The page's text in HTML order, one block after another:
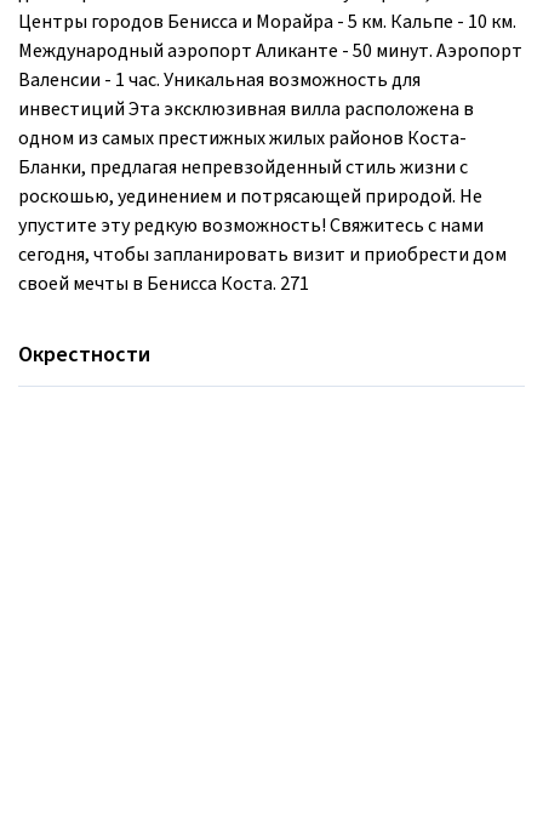
Центры городов Бенисса и Морайра - 5 км. Кальпе - 10 км.
Международный аэропорт Аликанте - 50 минут. Аэропорт
Валенсии - 1 час. Уникальная возможность для
инвестиций Эта эксклюзивная вилла расположена в
одном из самых престижных жилых районов Коста-
Бланки, предлагая непревзойденный стиль жизни с
роскошью, уединением и потрясающей природой. Не
упустите эту редкую возможность! Свяжитесь с нами
сегодня, чтобы запланировать визит и приобрести дом
своей мечты в Бенисса Коста. 271
Окрестности